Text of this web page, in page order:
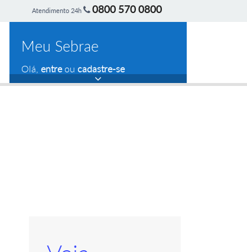
Atendimento 24h 0800 570 0800
Meu Sebrae
Olá, entreou cadastre-se